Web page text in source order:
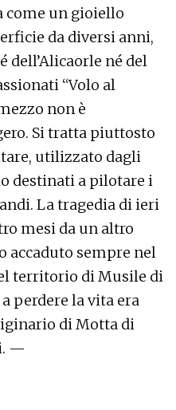
come un gioiello
da diversi anni,
dell’Alicaorle né del
“Volo al
non è
Si tratta piuttosto
utilizzato dagli
destinati a pilotare i
La tragedia di ieri
mesi da un altro
accaduto sempre nel
territorio di Musile di
perdere la vita era
di Motta di
—